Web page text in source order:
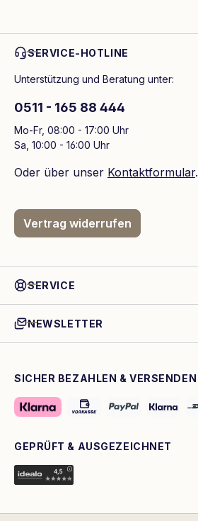
SERVICE-HOTLINE
Unterstützung und Beratung unter:
0511 - 165 88 444
Mo-Fr, 08:00 - 17:00 Uhr
Sa, 10:00 - 16:00 Uhr
Oder über unser Kontaktformular.
Vertrag widerrufen
SERVICE
NEWSLETTER
SICHER BEZAHLEN & VERSENDEN
GEPRÜFT & AUSGEZEICHNET